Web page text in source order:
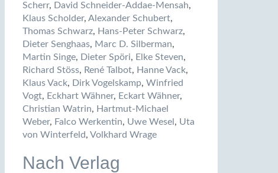
Scherr, David Schneider-Addae-Mensah,
Klaus Scholder, Alexander Schubert,
Thomas Schwarz, Hans-Peter Schwarz,
Dieter Senghaas, Marc D. Silberman,
Martin Singe, Dieter Spöri, Elke Steven,
Richard Stöss, René Talbot, Hanne Vack,
Klaus Vack, Dirk Vogelskamp, Winfried
Vogt, Eckhart Wähner, Eckart Wähner,
Christian Watrin, Hartmut-Michael
Weber, Falco Werkentin, Uwe Wesel , Uta
von Winterfeld, Volkhard Wrage
Nach Verlag